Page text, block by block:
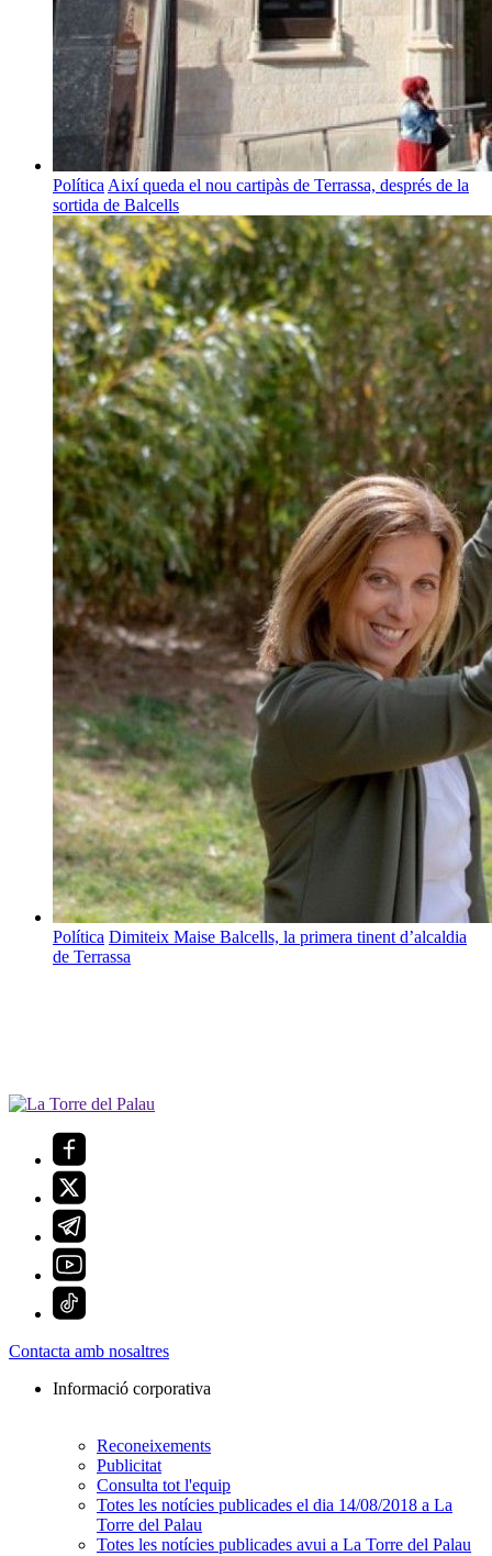
Política Així queda el nou cartipàs de Terrassa, després de la
sortida de Balcells
Política Dimiteix Maise Balcells, la primera tinent d’alcaldia
de Terrassa
Contacta amb nosaltres
Informació corporativa
Reconeixements
Publicitat
Consulta tot l'equip
Totes les notícies publicades el dia 14/08/2018 a La
Torre del Palau
Totes les notícies publicades avui a La Torre del Palau